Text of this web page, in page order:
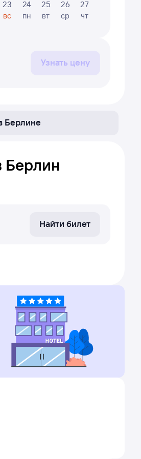
23
вс
24
пн
25
вт
26
ср
27
чт
Узнать цену
Берлине
Берлин
городе,
происходит пересадка,
дни,
за последние двое
билет».
цены - нажимайте
Найти билет